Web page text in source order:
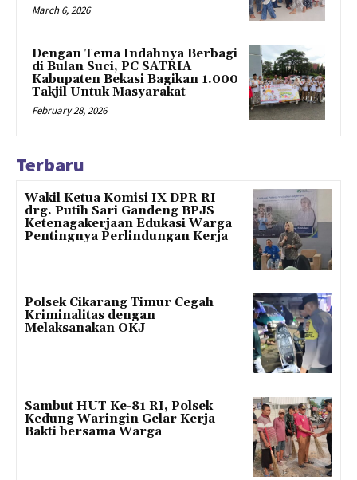
March 6, 2026
Dengan Tema Indahnya Berbagi
di Bulan Suci, PC SATRIA
Kabupaten Bekasi Bagikan 1.000
Takjil Untuk Masyarakat
February 28, 2026
Terbaru
Wakil Ketua Komisi IX DPR RI
drg. Putih Sari Gandeng BPJS
Ketenagakerjaan Edukasi Warga
Pentingnya Perlindungan Kerja
Polsek Cikarang Timur Cegah
Kriminalitas dengan
Melaksanakan OKJ
Sambut HUT Ke-81 RI, Polsek
Kedung Waringin Gelar Kerja
Bakti bersama Warga